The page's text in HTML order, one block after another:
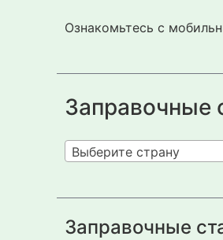
Ознакомьтесь с
Заправочные
Выберите страну
Заправочные